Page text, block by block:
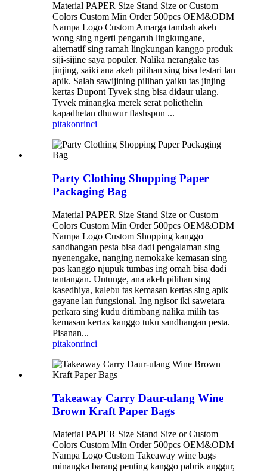
Material PAPER Size Stand Size or Custom
Colors Custom Min Order 500pcs OEM&ODM
Nampa Logo Custom Amarga tambah akeh
wong sing ngerti pengaruh lingkungane,
alternatif sing ramah lingkungan kanggo produk
siji-sijine saya populer. Nalika nerangake tas
jinjing, saiki ana akeh pilihan sing bisa lestari lan
apik. Salah sawijining pilihan yaiku tas jinjing
kertas Dupont Tyvek sing bisa didaur ulang.
Tyvek minangka merek serat poliethelin
kapadhetan dhuwur flashspun ...
pitakonrinci
Party Clothing Shopping Paper
Packaging Bag
Material PAPER Size Stand Size or Custom
Colors Custom Min Order 500pcs OEM&ODM
Nampa Logo Custom Shopping kanggo
sandhangan pesta bisa dadi pengalaman sing
nyenengake, nanging nemokake kemasan sing
pas kanggo njupuk tumbas ing omah bisa dadi
tantangan. Untunge, ana akeh pilihan sing
kasedhiya, kalebu tas kemasan kertas sing apik
gayane lan fungsional. Ing ngisor iki sawetara
perkara sing kudu ditimbang nalika milih tas
kemasan kertas kanggo tuku sandhangan pesta.
Pisanan...
pitakonrinci
Takeaway Carry Daur-ulang Wine
Brown Kraft Paper Bags
Material PAPER Size Stand Size or Custom
Colors Custom Min Order 500pcs OEM&ODM
Nampa Logo Custom Takeaway wine bags
minangka barang penting kanggo pabrik anggur,